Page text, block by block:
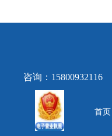
咨询：15800932116
首页